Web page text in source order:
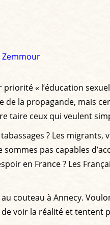
Zemmour
« l’éducation
la propagande, mais
taire ceux qui veulent
? Les
pas capables
en France ? Les
couteau à Annecy.
voir la réalité et tentent